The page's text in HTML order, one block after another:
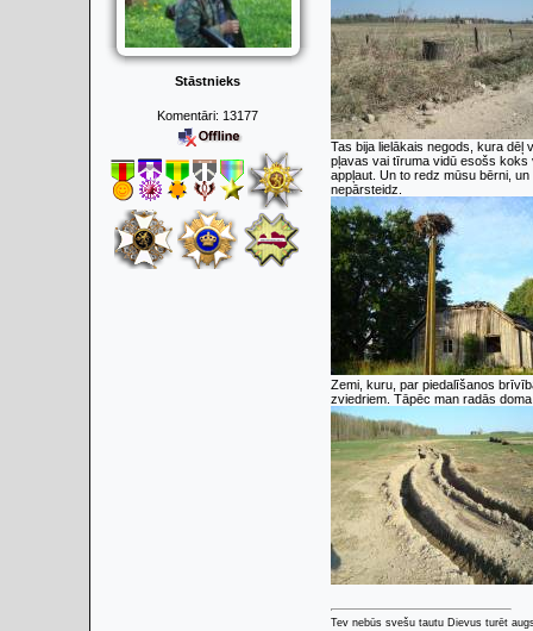
Stāstnieks
Komentāri: 13177
Tas bija lielākais negods, kura dēļ
pļavas vai tīruma vidū esošs koks
appļaut. Un to redz mūsu bērni,
nepārsteidz.
Zemi, kuru, par piedalīšanos
zviedriem. Tāpēc man radās
Tev nebūs svešu tautu Dievus turēt